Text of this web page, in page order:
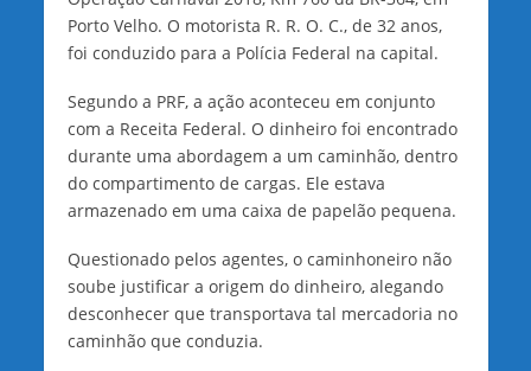
Porto Velho. O motorista R. R. O. C., de 32 anos,
foi conduzido para a Polícia Federal na capital.
Segundo a PRF, a ação aconteceu em conjunto
com a Receita Federal. O dinheiro foi encontrado
durante uma abordagem a um caminhão, dentro
do compartimento de cargas. Ele estava
armazenado em uma caixa de papelão pequena.
Questionado pelos agentes, o caminhoneiro não
soube justificar a origem do dinheiro, alegando
desconhecer que transportava tal mercadoria no
caminhão que conduzia.